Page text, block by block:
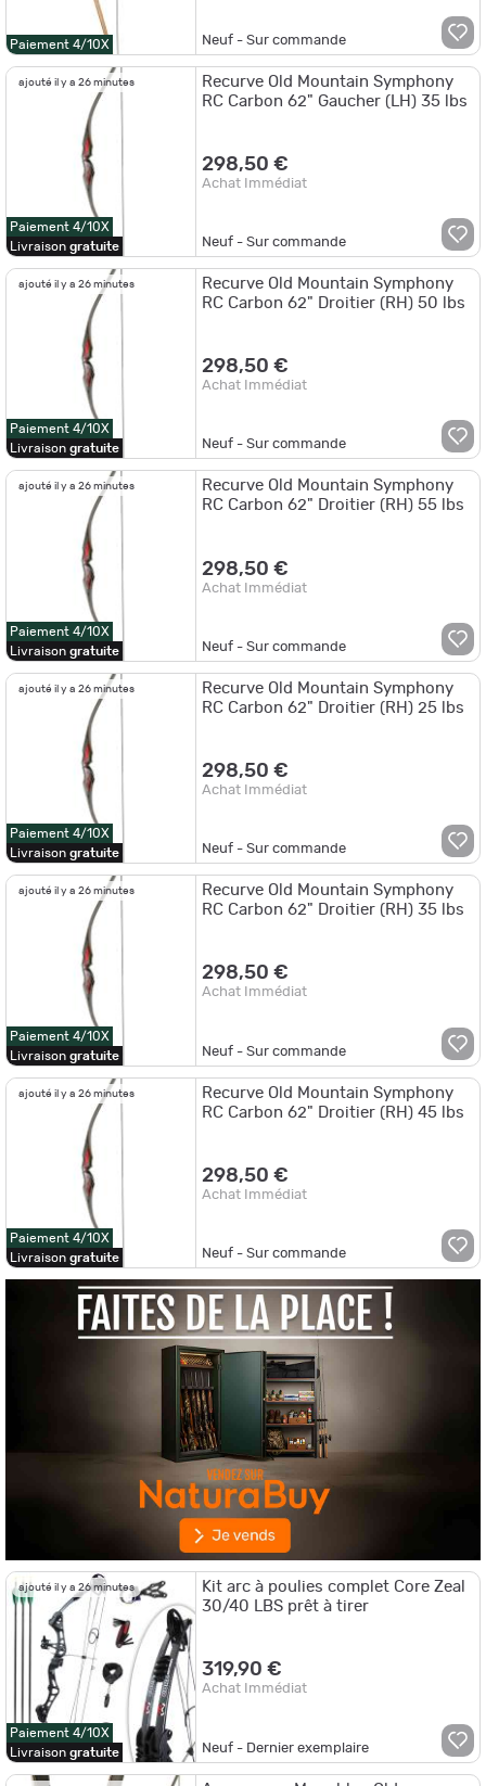
Paiement 4/10X Neuf - Sur commande
ajouté il y a 26 minutes
Paiement 4/10X
Livraison gratuite
Recurve Old Mountain Symphony
RC Carbon 62" Gaucher (LH) 35 lbs
298,50 €
Achat Immédiat
Neuf - Sur commande
ajouté il y a 26 minutes
Paiement 4/10X
Livraison gratuite
Recurve Old Mountain Symphony
RC Carbon 62" Droitier (RH) 50 lbs
298,50 €
Achat Immédiat
Neuf - Sur commande
ajouté il y a 26 minutes
Paiement 4/10X
Livraison gratuite
Recurve Old Mountain Symphony
RC Carbon 62" Droitier (RH) 55 lbs
298,50 €
Achat Immédiat
Neuf - Sur commande
ajouté il y a 26 minutes
Paiement 4/10X
Livraison gratuite
Recurve Old Mountain Symphony
RC Carbon 62" Droitier (RH) 25 lbs
298,50 €
Achat Immédiat
Neuf - Sur commande
ajouté il y a 26 minutes
Paiement 4/10X
Livraison gratuite
Recurve Old Mountain Symphony
RC Carbon 62" Droitier (RH) 35 lbs
298,50 €
Achat Immédiat
Neuf - Sur commande
ajouté il y a 26 minutes
Paiement 4/10X
Livraison gratuite
Recurve Old Mountain Symphony
RC Carbon 62" Droitier (RH) 45 lbs
298,50 €
Achat Immédiat
Neuf - Sur commande
ajouté il y a 26 minutes
Paiement 4/10X
Livraison gratuite
Kit arc à poulies complet Core Zeal
30/40 LBS prêt à tirer
319,90 €
Achat Immédiat
Neuf - Dernier exemplaire